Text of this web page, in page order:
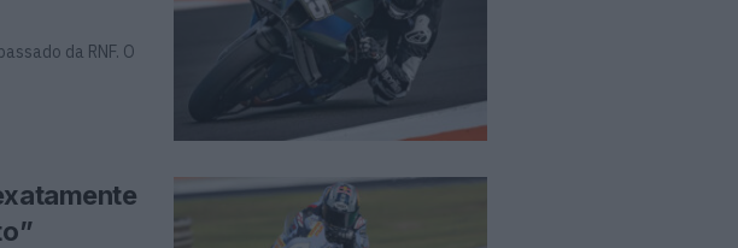
da RNF. O